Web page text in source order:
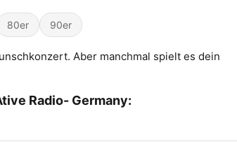
80er 90er
Aber manchmal spielt es dein
Radio- Germany: